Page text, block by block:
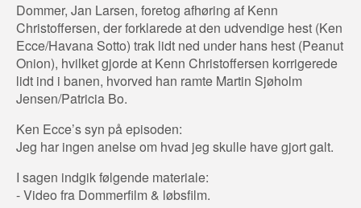
Dommer, Jan Larsen, foretog afhøring af Kenn
Christoffersen, der forklarede at den udvendige hest (Ken
Ecce/Havana Sotto) trak lidt ned under hans hest (Peanut
Onion), hvilket gjorde at Kenn Christoffersen korrigerede
lidt ind i banen, hvorved han ramte Martin Sjøholm
Jensen/Patricia Bo.
Ken Ecce’s syn på episoden:
Jeg har ingen anelse om hvad jeg skulle have gjort galt.
I sagen indgik følgende materiale:
- Video fra Dommerfilm & løbsfilm.